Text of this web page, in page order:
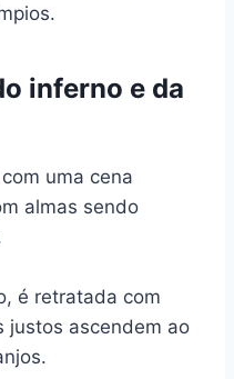
inferno e da
uma cena
almas sendo
é retratada com
justos ascendem ao